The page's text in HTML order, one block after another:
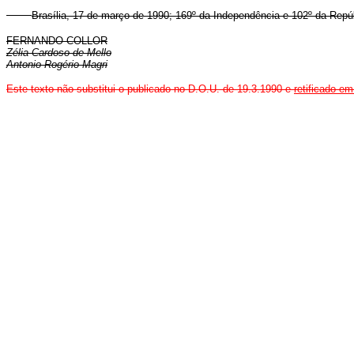
Brasília, 17 de março de 1990; 169º da Independência e 102º da
FERNANDO COLLOR
Zélia Cardoso de Mello
Antonio Rogério Magri
Este texto não substitui o publicado no D.O.U. de 19.3.1990 eretificado